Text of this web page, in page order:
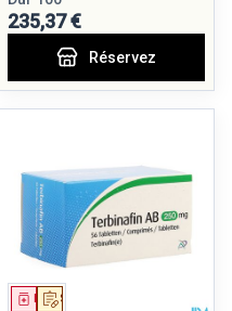
235,37 €
Réservez
Sur prescription
Médicament